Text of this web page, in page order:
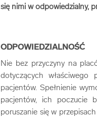
się nimi w odpowiedzialny,
ODPOWIEDZIALNOŚĆ
Nie bez przyczyny na
dotyczących właściwego
pacjentów. Spełnienie
pacjentów, ich poczucie
poruszanie się w